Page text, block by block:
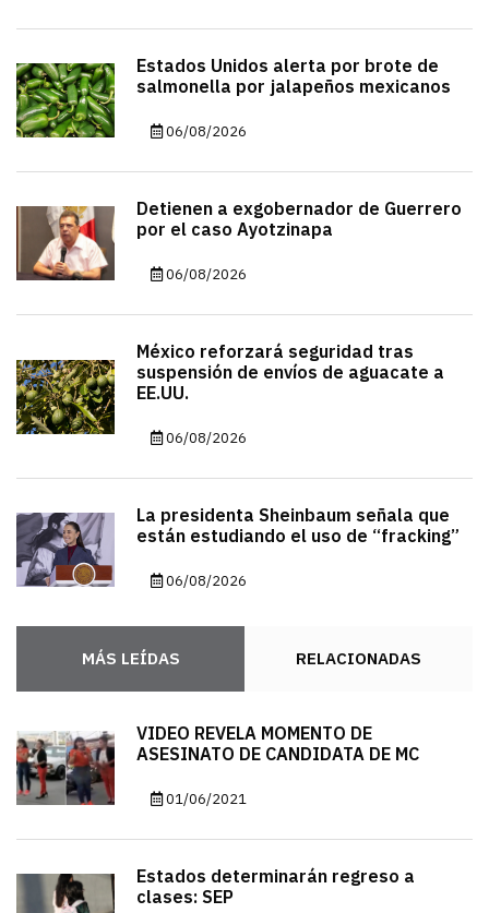
Estados Unidos alerta por brote de
salmonella por jalapeños mexicanos
06/08/2026
Detienen a exgobernador de Guerrero
por el caso Ayotzinapa
06/08/2026
México reforzará seguridad tras
suspensión de envíos de aguacate a
EE.UU.
06/08/2026
La presidenta Sheinbaum señala que
están estudiando el uso de “fracking”
06/08/2026
MÁS LEÍDAS RELACIONADAS
VIDEO REVELA MOMENTO DE
ASESINATO DE CANDIDATA DE MC
01/06/2021
Estados determinarán regreso a
clases: SEP